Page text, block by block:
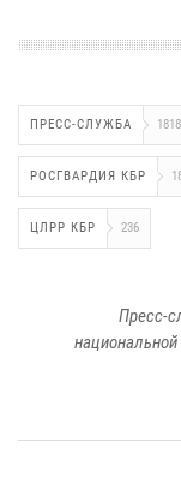
ПРЕСС-СЛУЖБА 1818
РОСГВАРДИЯ КБР
ЦЛРР КБР 236
Пресс-